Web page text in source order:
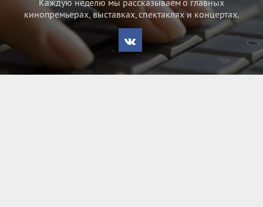
Каждую неделю мы рассказываем о главных
кинопремьерах, выставках, спектаклях и концертах.